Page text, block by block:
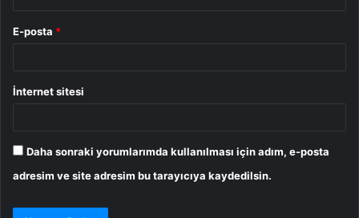
E-posta *
İnternet sitesi
Daha sonraki yorumlarımda kullanılması için adım, e-posta
adresim ve site adresim bu tarayıcıya kaydedilsin.